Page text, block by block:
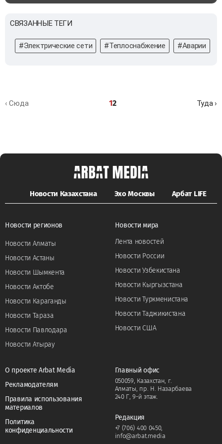
СВЯЗАННЫЕ ТЕГИ
#Электрические сети #Теплоснабжение #Аварии
‹ Сюда 12 Туда ›
Новости Казахстана Эхо Москвы Арбат LIFE
Новости регионов
Новости Алматы
Новости Астаны
Новости Шымкента
Новости Актобе
Новости Караганды
Новости Тараза
Новости Павлодара
Новости Атырау
Новости мира
Лента новостей
Новости России
Новости Узбекистана
Новости Кыргызстана
Новости Туркменистана
Новости Таджикистана
Новости США
О проекте Arbat Media
Рекламодателям
Правила использования
материалов
Политика
конфиденциальности
Главный офис
050059, Казахстан, г.
Алматы, пр. Н. Назарбаева
240 Г, 9-й этаж.
Редакция
+7 (706) 400 0450,
info@arbat.media